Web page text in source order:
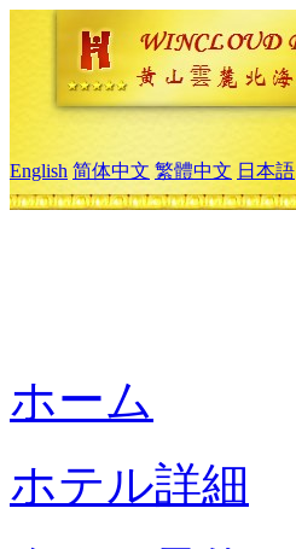
English 简体中文 繁體中文 日本語
ホーム
ホテル詳細